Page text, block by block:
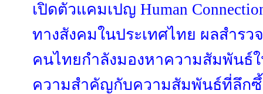
เปิดตัวแคมเปญ Human
ทางสังคมในประเทศไทย ผลสำรว
คนไทยกำลังมองหาความสัมพันธ์
ความสำคัญกับความสัมพันธ์ที่ลึก